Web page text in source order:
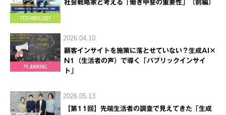
社会戦略家と考える「働き甲斐の重要性」（前編）
2026.04.10
顧客インサイトを施策に落とせていない？生成AI×
N1（生活者の声）で導く「パブリックインサイ
ト」
2026.05.13
【第11回】先端生活者の調査で見えてきた「生成